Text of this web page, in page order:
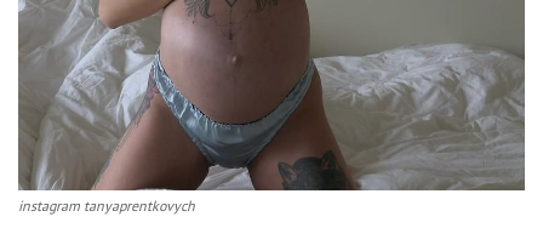
instagram tanyaprentkovych